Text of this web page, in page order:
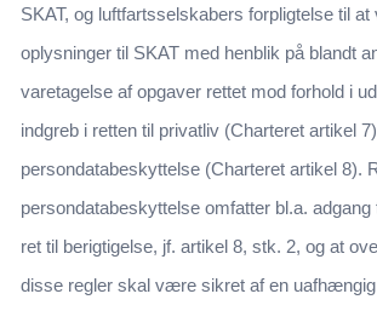
SKAT, og luftfartsselskabers forpligtelse til
oplysninger til SKAT med henblik på blandt
varetagelse af opgaver rettet mod forhold i
indgreb i retten til privatliv (Charteret artikel
persondatabeskyttelse (Charteret artikel 8).
persondatabeskyttelse omfatter bl.a. adgang
ret til berigtigelse, jf. artikel 8, stk. 2, og at
disse regler skal være sikret af en